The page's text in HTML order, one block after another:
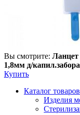
Вы смотрите: Ланцет
1,8мм д/
Купить
Каталог товаров
Изделия